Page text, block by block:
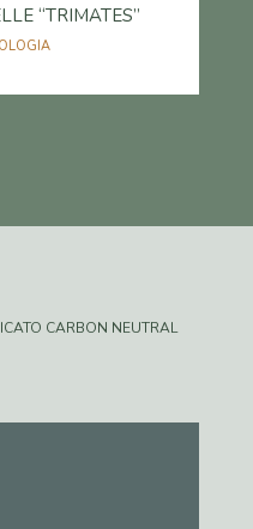
“TRIMATES”
CARBON NEUTRAL